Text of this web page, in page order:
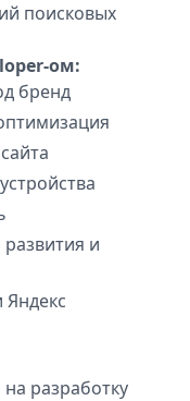
поисковых
ом:
бренд
и
разработку